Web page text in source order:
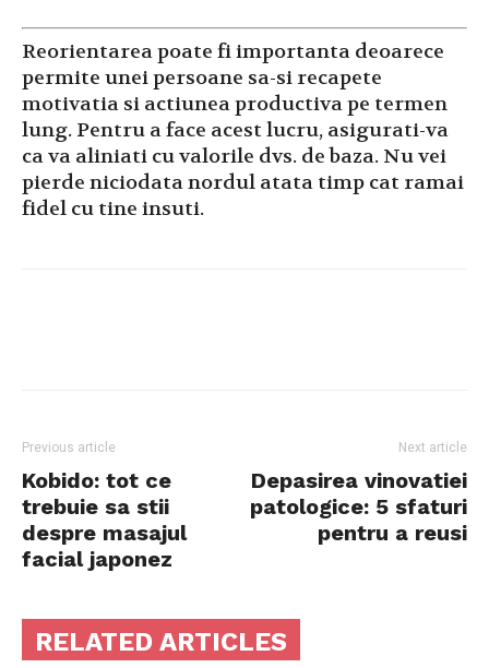
Reorientarea poate fi importanta deoarece
permite unei persoane sa-si recapete
motivatia si actiunea productiva pe termen
lung. Pentru a face acest lucru, asigurati-va
ca va aliniati cu valorile dvs. de baza. Nu vei
pierde niciodata nordul atata timp cat ramai
fidel cu tine insuti.
Previous article
Kobido: tot ce
trebuie sa stii
despre masajul
facial japonez
Next article
Depasirea vinovatiei
patologice: 5 sfaturi
pentru a reusi
RELATED ARTICLES